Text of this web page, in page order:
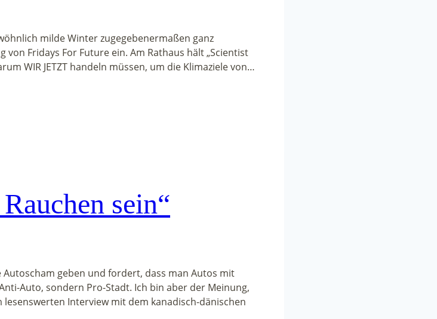
milde Winter zugegebenermaßen ganz
Fridays For Future ein. Am Rathaus hält „Scientist
WIR JETZT handeln müssen, um die Klimaziele von…
sein“
geben und fordert, dass man Autos mit
Auto, sondern Pro-Stadt. Ich bin aber der Meinung,
lesenswerten Interview mit dem kanadisch-dänischen